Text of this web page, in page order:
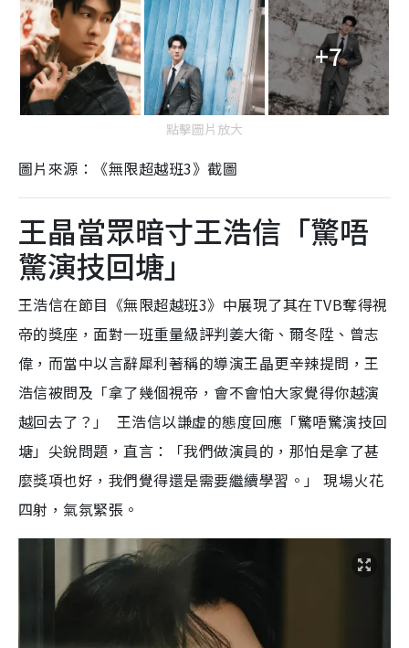
+7
點擊圖片放大
圖片來源：《無限超越班3》截圖
王晶當眾暗寸王浩信「驚唔
驚演技回塘」
王浩信在節目《無限超越班3》中展現了其在TVB奪得視
帝的獎座，面對一班重量級評判姜大衛、爾冬陞、曾志
偉，而當中以言辭犀利著稱的導演王晶更辛辣提問，王
浩信被問及「拿了幾個視帝，會不會怕大家覺得你越演
越回去了？」 王浩信以謙虛的態度回應「驚唔驚演技回
塘」尖銳問題，直言：「我們做演員的，那怕是拿了甚
麼獎項也好，我們覺得還是需要繼續學習。」 現場火花
四射，氣氛緊張。